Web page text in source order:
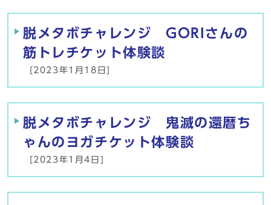
脱メタボチャレンジ GORIさんの
筋トレチケット体験談
[2023年1月18日]
脱メタボチャレンジ 鬼滅の還暦ち
ゃんのヨガチケット体験談
[2023年1月4日]